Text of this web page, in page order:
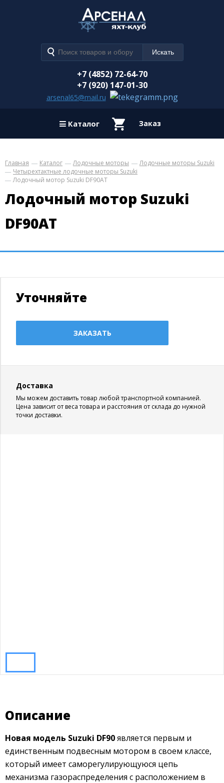
+7 (4852) 72-64-70
+7 (920) 147-01-30
arsenal65@mail.ru
Каталог Заказ
Главная Каталог Лодочные моторы
Лодочные моторы Suzuki
Четырехтактные лодочные моторы Suzuki
Лодочный мотор Suzuki DF90AT
Лодочный мотор Suzuki
DF90AT
Уточняйте
ЗАКАЗАТЬ
Доставка
Мы можем доставить товар любой транспортной компанией.
Цена зависит от веса товара и расстояния от склада до нужной
точки доставки.
Описание
Новая модель Suzuki DF90является первым и
единственным подвесным мотором в своем классе,
который имеет саморегулирующуюся цепь
механизма газораспределения с расположением в